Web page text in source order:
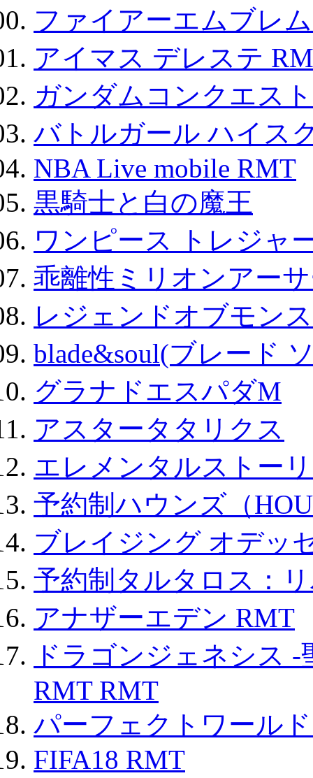
ファイアーエムブレ
アイマス デレステ
ガンダムコンクエスト
バトルガール ハイス
NBA Live mobile RMT
黒騎士と白の魔王
ワンピース トレジャ
乖離性ミリオンアー
レジェンドオブモン
blade&soul(ブレード
グラナドエスパダM
アスタータタリクス
エレメンタルストー
予約制ハウンズ（
ブレイジング オデッ
予約制タルタロス：
アナザーエデン RMT
ドラゴンジェネシス
RMT RMT
パーフェクトワール
FIFA18 RMT